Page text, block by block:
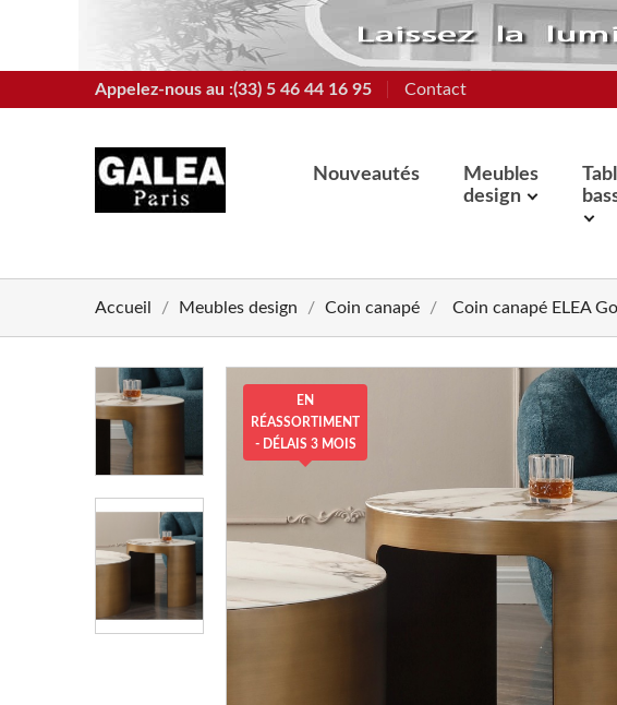
Appelez-nous au :(33) 5 46 44 16 95 Contact
Nouveautés
Meubles
design
Accueil Meubles design Coin canapé Coin canapé ELEA
EN
RÉASSORTIMENT
- DÉLAIS 3 MOIS